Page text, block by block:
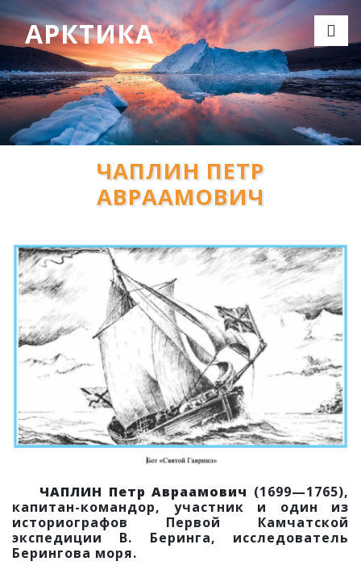
АРКТИКА
ЧАПЛИН ПЕТР
АВРААМОВИЧ
ЧАПЛИН Петр Авраамович (1699—1765),
капитан-командор, участник и один из
историографов Первой Камчатской
экспедиции В. Беринга, исследователь
Берингова моря.